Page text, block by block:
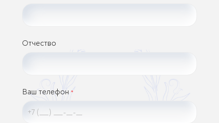
Отчество
Ваш телефон *